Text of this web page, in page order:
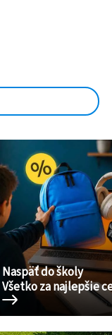
Naspäť do školy
Všetko za najlepšie